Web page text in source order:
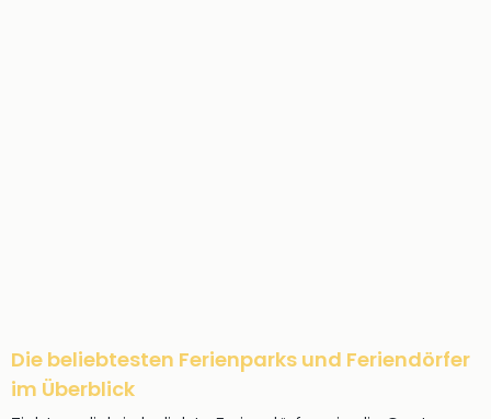
Die beliebtesten Ferienparks und Feriendörfer
im Überblick